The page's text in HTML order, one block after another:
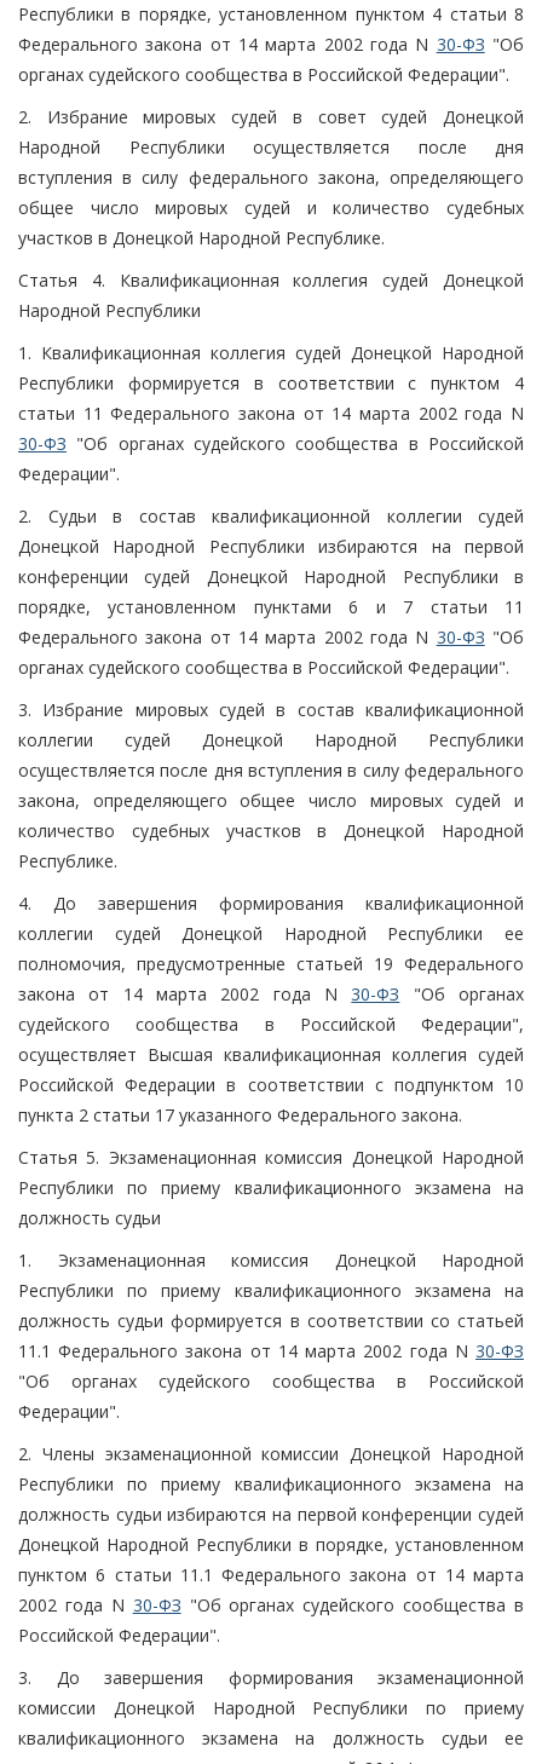
Республики в порядке, установленном пунктом 4 статьи 8
Федерального закона от 14 марта 2002 года N 30-ФЗ "Об
органах судейского сообщества в Российской Федерации".
2. Избрание мировых судей в совет судей Донецкой
Народной Республики осуществляется после дня
вступления в силу федерального закона, определяющего
общее число мировых судей и количество судебных
участков в Донецкой Народной Республике.
Статья 4. Квалификационная коллегия судей Донецкой
Народной Республики
1. Квалификационная коллегия судей Донецкой Народной
Республики формируется в соответствии с пунктом 4
статьи 11 Федерального закона от 14 марта 2002 года N
30-ФЗ "Об органах судейского сообщества в Российской
Федерации".
2. Судьи в состав квалификационной коллегии судей
Донецкой Народной Республики избираются на первой
конференции судей Донецкой Народной Республики в
порядке, установленном пунктами 6 и 7 статьи 11
Федерального закона от 14 марта 2002 года N 30-ФЗ "Об
органах судейского сообщества в Российской Федерации".
3. Избрание мировых судей в состав квалификационной
коллегии судей Донецкой Народной Республики
осуществляется после дня вступления в силу федерального
закона, определяющего общее число мировых судей и
количество судебных участков в Донецкой Народной
Республике.
4. До завершения формирования квалификационной
коллегии судей Донецкой Народной Республики ее
полномочия, предусмотренные статьей 19 Федерального
закона от 14 марта 2002 года N30-ФЗ "Об органах
судейского сообщества в Российской Федерации",
осуществляет Высшая квалификационная коллегия судей
Российской Федерации в соответствии с подпунктом 10
пункта 2 статьи 17 указанного Федерального закона.
Статья 5. Экзаменационная комиссия Донецкой Народной
Республики по приему квалификационного экзамена на
должность судьи
1. Экзаменационная комиссия Донецкой Народной
Республики по приему квалификационного экзамена на
должность судьи формируется в соответствии со статьей
11.1 Федерального закона от 14 марта 2002 года N 30-ФЗ
"Об органах судейского сообщества в Российской
Федерации".
2. Члены экзаменационной комиссии Донецкой Народной
Республики по приему квалификационного экзамена на
должность судьи избираются на первой конференции судей
Донецкой Народной Республики в порядке, установленном
пунктом 6 статьи 11.1 Федерального закона от 14 марта
2002 года N 30-ФЗ "Об органах судейского сообщества в
Российской Федерации".
3. До завершения формирования экзаменационной
комиссии Донецкой Народной Республики по приему
квалификационного экзамена на должность судьи ее